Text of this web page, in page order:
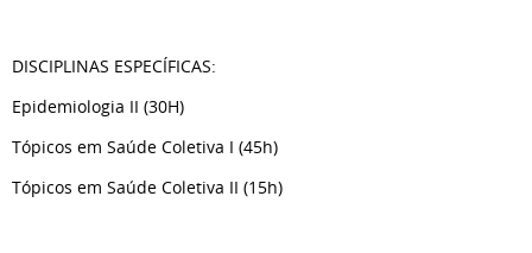
DISCIPLINAS ESPECÍFICAS:
Epidemiologia II (30H)
Tópicos em Saúde Coletiva I (45h)
Tópicos em Saúde Coletiva II (15h)